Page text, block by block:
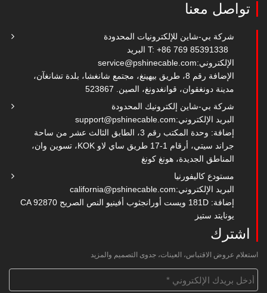
تواصل معنا
شركة بي-شاين للإلكترونيات المحدودة
T: +86 769 85391338 البريد
الإلكتروني:service@pshinecable.com
الإضافة رقم 8، طريق بيهينغ، مجتمع شانغشا، بلدة تشانغآن،
مدينة دونغقوان، قوانغدونغ، الصين. 523867
شركة بي-شاين إلكترونيك المحدودة
البريد الإلكتروني:support@pshinecable.com
إضافة: وحدة المكتب رقم 3، الطابق الثالث عشر من ساحة
جراند سيتي، أرقام 1-17 طريق ساي لاو KOK، تسوين وان،
المناطق الجديدة، هونغ كونغ
مستودع كاليفورنيا
البريد الإلكتروني:california@pshinecable.com
إضافة: 181D ويست أورانجثوب أفينيو النص الصريح CA 92870
يونايتد ستيز
اشترك
استعلام عروض الاقتباس، العينات، جدوى التصميم والمزيد